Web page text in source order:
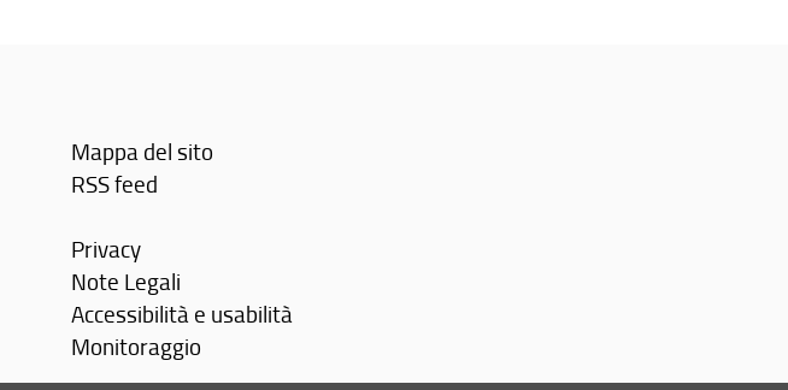
Mappa del sito
RSS feed
Privacy
Note Legali
Accessibilità e usabilità
Monitoraggio